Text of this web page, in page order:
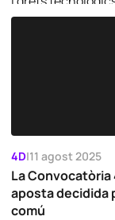
4D|11 agost 2025
La Convocatòria
aposta decidida
comú